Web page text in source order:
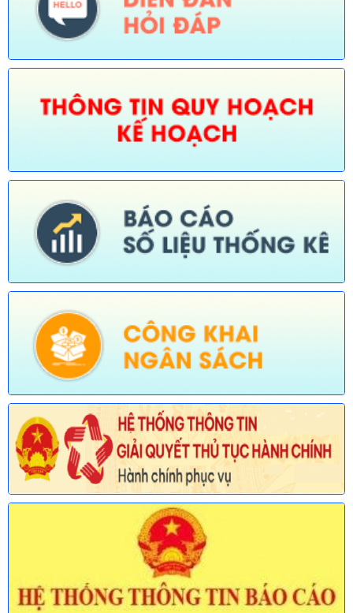
hóa, Thể thao và Du lịch)
Ngày ban hành: (30/07/2026)
674/TB-UBND
Tên:(Thông báo về việc công bố Danh mục thủ tục hành chính
thủy nội địa thuộc phạm vi chức năng quản lý của Sở Xây dựng)
Ngày ban hành: (30/07/2026)
bị bãi bỏ trong lĩnh vực nông nghiệp thuộc phạm vi chức năng
quản lý của Sở Nông nghiệp và Môi trường)
Ngày ban hành: (30/07/2026)
Số: 676/TB-UBND
Tên:
(Thông báo về việc công bố thủ tục hành chính nội bộ
được sửa đổi, bổ sung trong lĩnh vực đường thủy nội địa thuộc
Ngày ban hành: (30/07/2026)
Số:677/TB-UBND
Tên:
(Thông báo về việc công bố Danh mục thủ tục hành chính
được sửa đổi, bổ sung lĩnh vực an toàn bức xạ và hạt nhân
thuộc phạm vi chức năng quản lý của Sở Khoa học và Công
Ngày ban hành: (30/07/2026)
Số:678/TB-UBND
Tên: (Thông báo về việc công bố Danh mục thủ tục hành chính
mới ban hành và bị bãi bỏ lĩnh vực Viên chức thuộc phạm vi
chức năng quản lý của Sở Nội vụ)
Ngày ban hành: (30/07/2026)